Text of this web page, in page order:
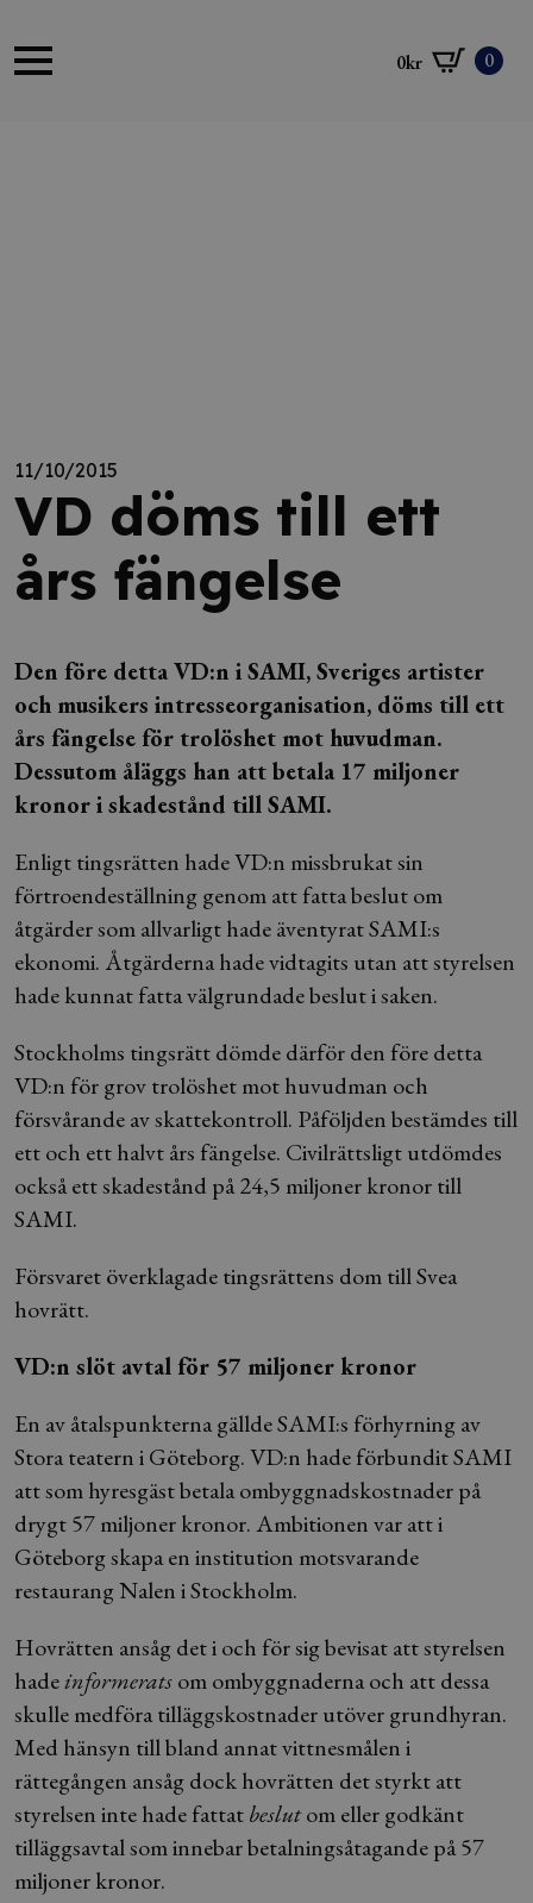
0kr 0
11/10/2015
VD döms till ett
års fängelse
Den före detta VD:n i SAMI, Sveriges artister
och musikers intresseorganisation, döms till ett
års fängelse för trolöshet mot huvudman.
Dessutom åläggs han att betala 17 miljoner
kronor i skadestånd till SAMI.
Enligt tingsrätten hade VD:n missbrukat sin
förtroendeställning genom att fatta beslut om
åtgärder som allvarligt hade äventyrat SAMI:s
ekonomi. Åtgärderna hade vidtagits utan att styrelsen
hade kunnat fatta välgrundade beslut i saken.
Stockholms tingsrätt dömde därför den före detta
VD:n för grov trolöshet mot huvudman och
försvårande av skattekontroll. Påföljden bestämdes till
ett och ett halvt års fängelse. Civilrättsligt utdömdes
också ett skadestånd på 24,5 miljoner kronor till
SAMI.
Försvaret överklagade tingsrättens dom till Svea
hovrätt.
VD:n slöt avtal för 57 miljoner kronor
En av åtalspunkterna gällde SAMI:s förhyrning av
Stora teatern i Göteborg. VD:n hade förbundit SAMI
att som hyresgäst betala ombyggnadskostnader på
drygt 57 miljoner kronor. Ambitionen var att i
Göteborg skapa en institution motsvarande
restaurang Nalen i Stockholm.
Hovrätten ansåg det i och för sig bevisat att styrelsen
hadeinformeratsom ombyggnaderna och att dessa
skulle medföra tilläggskostnader utöver grundhyran.
Med hänsyn till bland annat vittnesmålen i
rättegången ansåg dock hovrätten det styrkt att
styrelsen inte hade fattatbeslutom eller godkänt
tilläggsavtal som innebar betalningsåtagande på 57
miljoner kronor.